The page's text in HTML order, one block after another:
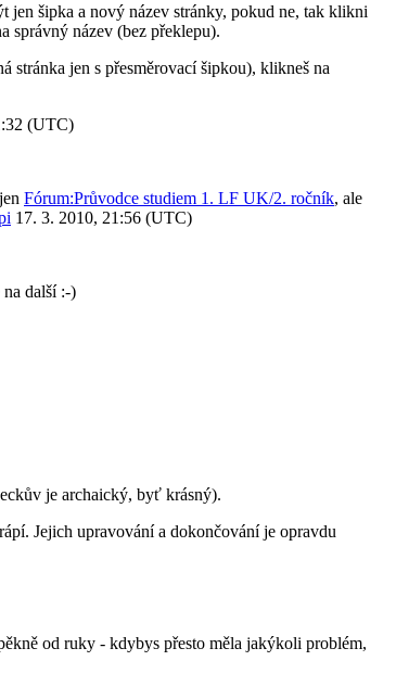
jen šipka a nový název stránky, pokud ne, tak klikni
správný název (bez překlepu).
stránka jen s přesměrovací šipkou), klikneš na
(UTC)
Fórum:Průvodce studiem 1. LF UK/2. ročník, ale
17. 3. 2010, 21:56 (UTC)
další :-)
je archaický, byť krásný).
Jejich upravování a dokončování je opravdu
od ruky - kdybys přesto měla jakýkoli problém,